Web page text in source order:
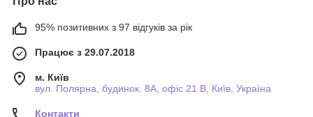
95% позитивних з 97 відгуків за рік
Працює з 29.07.2018
м. Київ
вул. Полярна, будинок. 8А, офіс 21 В, Київ, Україна
Контакти